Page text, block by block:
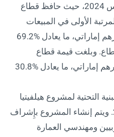
درهم إماراتي في شهر أغسطس 2024، حيث حافظ قطاع
الأولى في المبيعات
بقيمة وصلت إلى 5.93 مليار درهم إماراتي، ما يعادل %69.2
وبلغت قيمة قطاع
العقارات الجاهزة 2.63 مليار درهم إماراتي، ما يعادل %30.8
التحتية لمشروع هيلفيتيا
ريزيدنسز بحلول ديسمبر2024. ويتم إنشاء المشروع بإِشراف
ومهندسي العمارة